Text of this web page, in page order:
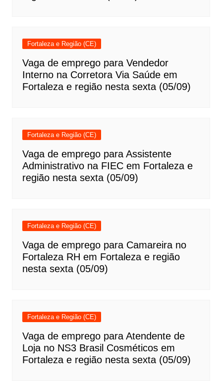
Fortaleza e Região (CE)
Vaga de emprego para Vendedor
Interno na Corretora Via Saúde em
Fortaleza e região nesta sexta (05/09)
Fortaleza e Região (CE)
Vaga de emprego para Assistente
Administrativo na FIEC em Fortaleza e
região nesta sexta (05/09)
Fortaleza e Região (CE)
Vaga de emprego para Camareira no
Fortaleza RH em Fortaleza e região
nesta sexta (05/09)
Fortaleza e Região (CE)
Vaga de emprego para Atendente de
Loja no NS3 Brasil Cosméticos em
Fortaleza e região nesta sexta (05/09)